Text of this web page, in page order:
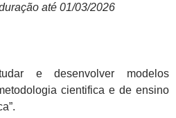
até 01/03/2026
e desenvolver modelos
cientifica e de ensino